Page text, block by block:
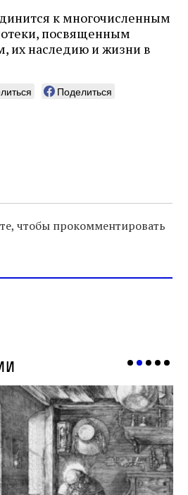
к многочисленным
посвященным
их наследию и жизни в
Поделиться
чтобы прокомментировать